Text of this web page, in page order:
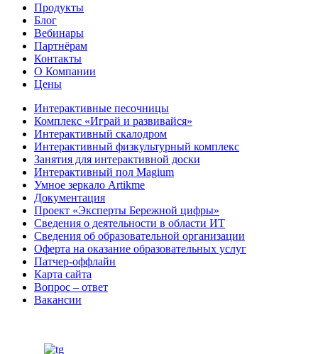
Продукты
Блог
Вебинары
Партнёрам
Контакты
О Компании
Цены
Интерактивные песочницы
Комплекс «Играй и развивайся»
Интерактивный скалодром
Интерактивный физкультурный комплекс
Занятия для интерактивной доски
Интерактивный пол Magium
Умное зеркало Artikme
Документация
Проект «Эксперты Бережной цифры»
Сведения о деятельности в области ИТ
Сведения об образовательной организации
Оферта на оказание образовательных услуг
Патчер-оффлайн
Карта сайта
Вопрос – ответ
Вакансии